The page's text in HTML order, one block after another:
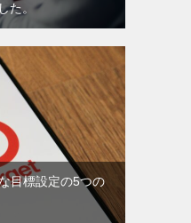
た。
目標設定の5つの